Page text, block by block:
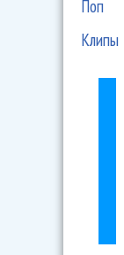
Поп
Клипы